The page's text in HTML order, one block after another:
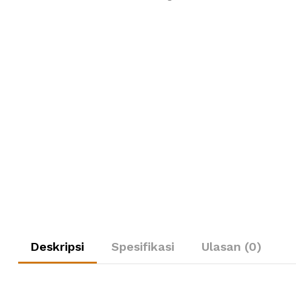
Deskripsi Spesifikasi Ulasan (0)